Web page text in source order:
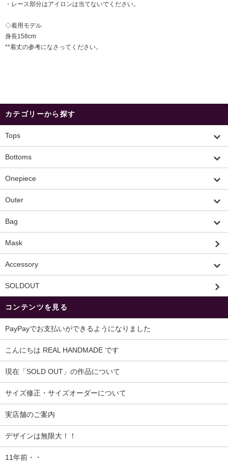
・レース部分はアイロンは当てないでください。
◇着用モデル
身長158cm
**着丈の参考になさってください。
カテゴリーから探す
Tops
Bottoms
Onepiece
Outer
Bag
Mask
Accessory
SOLDOUT
コンテンツを見る
PayPayでお支払いができるようになりました
こんにちは REAL HANDMADE です
現在「SOLD OUT」の作品について
サイズ修正・サイズオーダーについて
実店舗のご案内
デザインは無限大！！
11年前・・